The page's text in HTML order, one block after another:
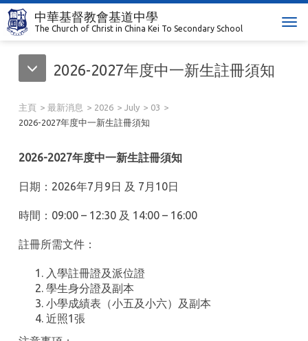
中華基督教會基道中學
The Church of Christ in China Kei To Secondary School
T
2026-2027年度中一新生註冊須知
主頁 最新消息 2026 July
03
2026-2027年度中一新生註冊須知
2026-2027年度中一新生註冊須知
日期：2026年7月 9日 及 7月1 0日
時間： 09:00 – 12:30及 14:00 – 16:00
註冊所需文件：
入學註冊證及派位證
學生身分證及副本
小學成績表 （小五及小六）
及副本
近照1張